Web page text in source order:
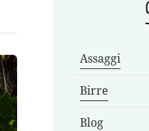
Assaggi
Birre
Blog